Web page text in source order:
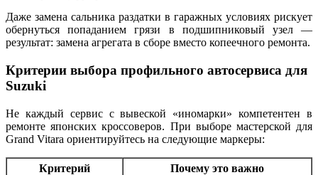
Даже замена сальника раздатки в гаражных условиях рискует
обернуться попаданием грязи в подшипниковый узел —
результат: замена агрегата в сборе вместо копеечного ремонта.
Критерии выбора профильного автосервиса для
Suzuki
Не каждый сервис с вывеской «иномарки» компетентен в
ремонте японских кроссоверов. При выборе мастерской для
Grand Vitara ориентируйтесь на следующие маркеры:
Критерий Почему это важно